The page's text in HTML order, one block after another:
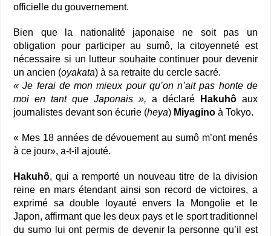
officielle du gouvernement.
Bien que la nationalité japonaise ne soit pas un
obligation pour participer au sumô, la citoyenneté est
nécessaire si un lutteur souhaite continuer pour devenir
un ancien (oyakata) à sa retraite du cercle sacré.
« Je ferai de mon mieux pour qu’on n’ait pas honte de
moi en tant que Japonais », a déclaré Hakuhôaux
journalistes devant son écurie (heya) Miyagino à Tokyo.
« Mes 18 années de dévouement au sumô m’ont menés
à ce jour», a-t-il ajouté.
Hakuhô, qui a remporté un nouveau titre de la division
reine en mars étendant ainsi son record de victoires, a
exprimé sa double loyauté envers la Mongolie et le
Japon, affirmant que les deux pays et le sport traditionnel
du sumo lui ont permis de devenir la personne qu’il est